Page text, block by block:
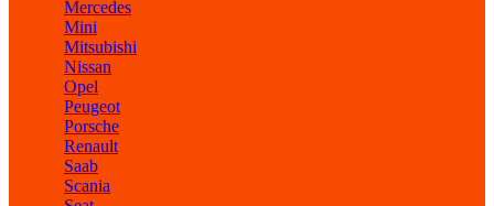
Mercedes
Mini
Mitsubishi
Nissan
Opel
Peugeot
Porsche
Renault
Saab
Scania